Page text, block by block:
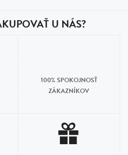
U NÁS?
100% SPOKOJNOSŤ
ZÁKAZNÍKOV